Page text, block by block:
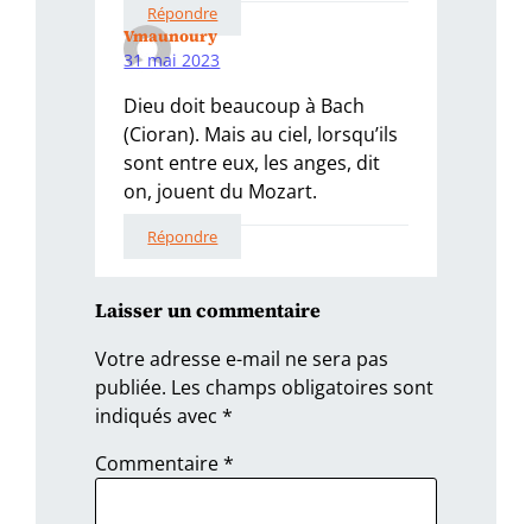
Répondre
Vmaunoury
31 mai 2023
Dieu doit beaucoup à Bach
(Cioran). Mais au ciel, lorsqu’ils
sont entre eux, les anges, dit
on, jouent du Mozart.
Répondre
Laisser un commentaire
Votre adresse e-mail ne sera pas
publiée. Les champs obligatoires sont
indiqués avec*
Commentaire*